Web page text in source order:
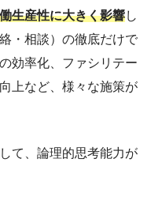
生産性に大きく影響し
・相談）の徹底だけで
効率化、ファシリテー
上など、様々な施策が
て、論理的思考能力が